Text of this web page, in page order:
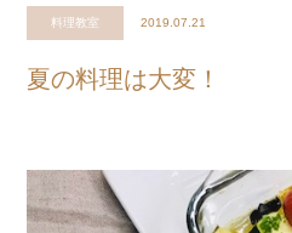
料理教室 2019.07.21
夏の料理は大変！